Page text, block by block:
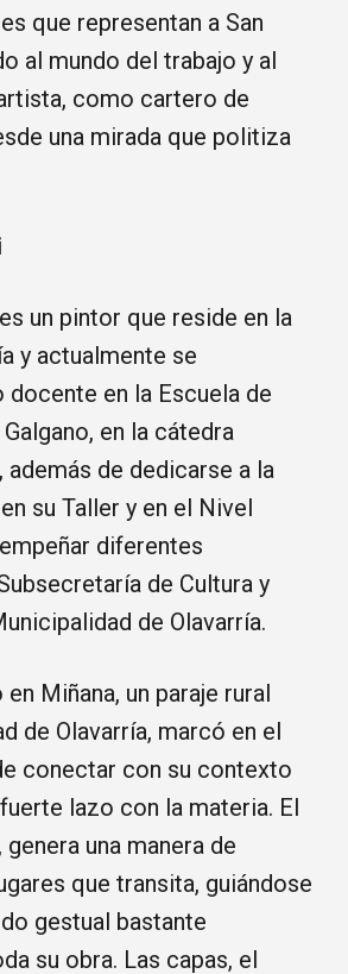
que representan a San
al mundo del trabajo y al
como cartero de
una mirada que politiza
un pintor que reside en la
y actualmente se
en la Escuela de
en la cátedra
de dedicarse a la
su Taller y en el Nivel
diferentes
de Cultura y
de Olavarría.
Miñana, un paraje rural
de Olavarría, marcó en el
conectar con su contexto
lazo con la materia. El
una manera de
que transita, guiándose
gestual bastante
su obra. Las capas, el